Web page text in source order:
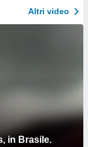
Altri video
in Brasile.